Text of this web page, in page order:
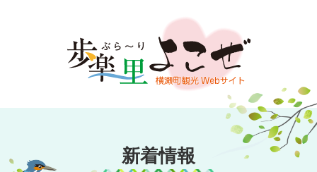
文
キ
歩楽～里（ぶら～
り）よこぜ
新着情報